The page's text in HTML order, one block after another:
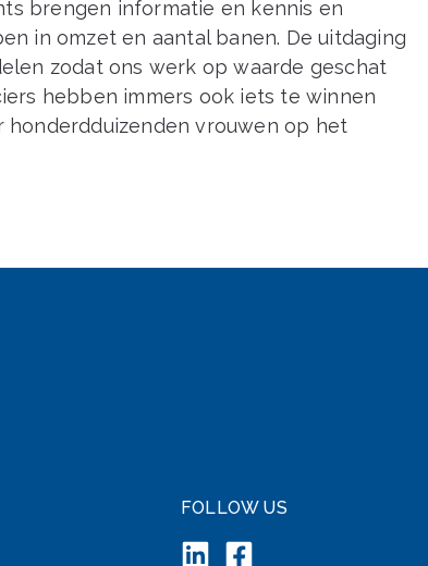
brengen informatie en kennis en
in omzet en aantal banen. De uitdaging
zodat ons werk op waarde geschat
hebben immers ook iets te winnen
honderdduizenden vrouwen op het
FOLLOW US